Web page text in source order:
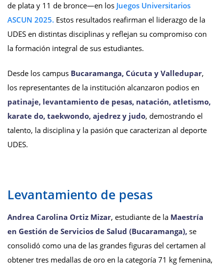
de plata y 11 de bronce—en los Juegos Universitarios
ASCUN 2025. Estos resultados reafirman el liderazgo de la
UDES en distintas disciplinas y reflejan su compromiso con
la formación integral de sus estudiantes.
Desde los campus Bucaramanga, Cúcuta y Valledupar,
los representantes de la institución alcanzaron podios en
patinaje, levantamiento de pesas, natación, atletismo,
karate do, taekwondo, ajedrez y judo, demostrando el
talento, la disciplina y la pasión que caracterizan al deporte
UDES.
Levantamiento de pesas
Andrea Carolina Ortiz Mizar, estudiante de la Maestría
en Gestión de Servicios de Salud (Bucaramanga), se
consolidó como una de las grandes figuras del certamen al
obtener tres medallas de oro en la categoría 71 kg femenina,